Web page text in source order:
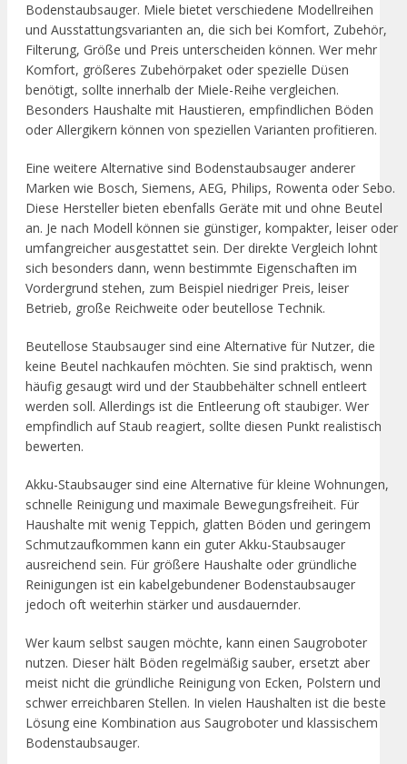
Bodenstaubsauger. Miele bietet verschiedene Modellreihen
und Ausstattungsvarianten an, die sich bei Komfort, Zubehör,
Filterung, Größe und Preis unterscheiden können. Wer mehr
Komfort, größeres Zubehörpaket oder spezielle Düsen
benötigt, sollte innerhalb der Miele-Reihe vergleichen.
Besonders Haushalte mit Haustieren, empfindlichen Böden
oder Allergikern können von speziellen Varianten profitieren.
Eine weitere Alternative sind Bodenstaubsauger anderer
Marken wie Bosch, Siemens, AEG, Philips, Rowenta oder Sebo.
Diese Hersteller bieten ebenfalls Geräte mit und ohne Beutel
an. Je nach Modell können sie günstiger, kompakter, leiser oder
umfangreicher ausgestattet sein. Der direkte Vergleich lohnt
sich besonders dann, wenn bestimmte Eigenschaften im
Vordergrund stehen, zum Beispiel niedriger Preis, leiser
Betrieb, große Reichweite oder beutellose Technik.
Beutellose Staubsauger sind eine Alternative für Nutzer, die
keine Beutel nachkaufen möchten. Sie sind praktisch, wenn
häufig gesaugt wird und der Staubbehälter schnell entleert
werden soll. Allerdings ist die Entleerung oft staubiger. Wer
empfindlich auf Staub reagiert, sollte diesen Punkt realistisch
bewerten.
Akku-Staubsauger sind eine Alternative für kleine Wohnungen,
schnelle Reinigung und maximale Bewegungsfreiheit. Für
Haushalte mit wenig Teppich, glatten Böden und geringem
Schmutzaufkommen kann ein guter Akku-Staubsauger
ausreichend sein. Für größere Haushalte oder gründliche
Reinigungen ist ein kabelgebundener Bodenstaubsauger
jedoch oft weiterhin stärker und ausdauernder.
Wer kaum selbst saugen möchte, kann einen Saugroboter
nutzen. Dieser hält Böden regelmäßig sauber, ersetzt aber
meist nicht die gründliche Reinigung von Ecken, Polstern und
schwer erreichbaren Stellen. In vielen Haushalten ist die beste
Lösung eine Kombination aus Saugroboter und klassischem
Bodenstaubsauger.